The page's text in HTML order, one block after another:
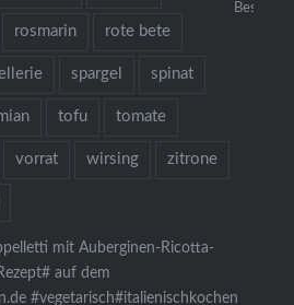
rosmarin rote bete
spargel spinat
tofu tomate
vorrat wirsing zitrone